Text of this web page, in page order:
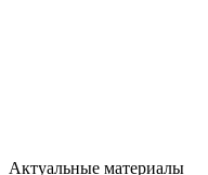
Актуальные материалы